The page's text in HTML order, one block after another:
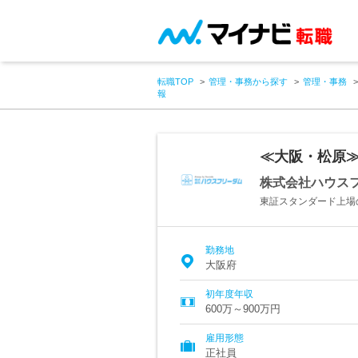
転職TOP 管理・事務から探す
管理・事務
報
≪大阪・松原
株式会社ハウス
東証スタンダード上
勤務地
大阪府
初年度年収
600万～900万円
雇用形態
正社員